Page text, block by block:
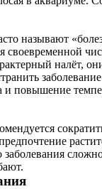
называют
своевременной
налёт,
и повышение
заболевания